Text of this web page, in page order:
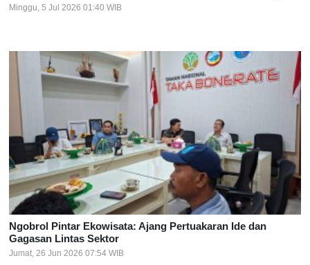
Minggu, 5 Jul 2026 01:40 WIB
Ngobrol Pintar Ekowisata: Ajang Pertuakaran Ide dan
Gagasan Lintas Sektor
Jumat, 26 Jun 2026 07:54 WIB